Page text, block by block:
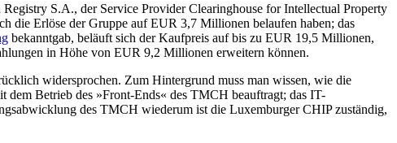
S.A., der Service Provider Clearinghouse for Intellectual Property
die Erlöse der Gruppe auf EUR 3,7 Millionen belaufen haben; das
bekanntgab, beläuft sich der Kaufpreis auf bis zu EUR 19,5 Millionen,
in Höhe von EUR 9,2 Millionen erweitern können.
widersprochen. Zum Hintergrund muss man wissen, wie die
Betrieb des »Front-Ends« des TMCH beauftragt; das IT-
des TMCH wiederum ist die Luxemburger CHIP zuständig,